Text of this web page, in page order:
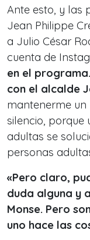
Ante esto, y las
Jean Philippe
a Julio César
cuenta de
en el
con el alcalde
mantenerme
silencio,
adultas se
personas
«Pero claro,
duda alguna y
Monse. Pero
uno hace las